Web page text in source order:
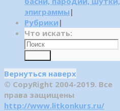
эпиграммы |
Рубрики |
Что искать:
Вернуться наверх
© CopyRight 2004-2019. Все
права защищены
http://www.litkonkurs.ru/